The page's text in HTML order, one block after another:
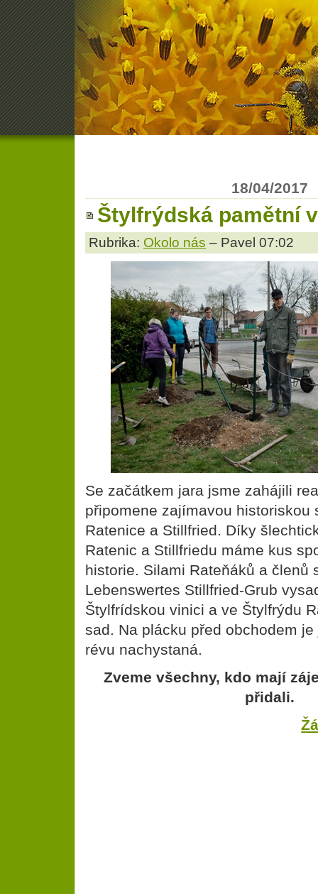
18/04/2017
Štylfrýdská pamětní
Rubrika: Okolo nás – Pavel 07:02
Se začátkem jara jsme zahájili
připomene zajímavou historiskou
Ratenice a Stillfried. Díky
Ratenic a Stillfriedu máme kus
historie. Silami Rateňáků a členů
Lebenswertes Stillfried-Grub
Štylfrídskou vinici a ve Štylfrýdu
sad. Na plácku před obchodem
révu nachystaná.
Zveme všechny, kdo mají
přidali.